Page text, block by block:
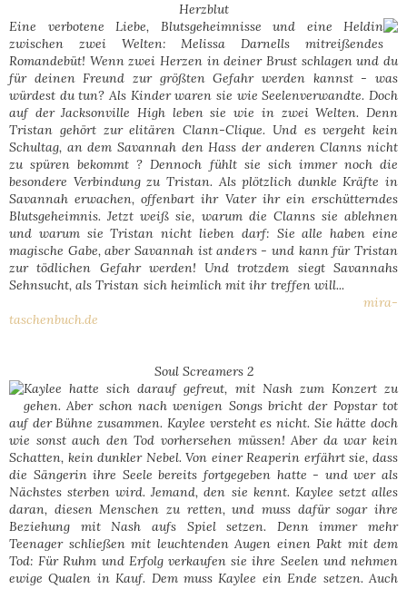
Herzblut
Eine verbotene Liebe, Blutsgeheimnisse und eine Heldin
zwischen zwei Welten: Melissa Darnells mitreißendes
Romandebüt! Wenn zwei Herzen in deiner Brust schlagen und du
für deinen Freund zur größten Gefahr werden kannst - was
würdest du tun? Als Kinder waren sie wie Seelenverwandte. Doch
auf der Jacksonville High leben sie wie in zwei Welten. Denn
Tristan gehört zur elitären Clann-Clique. Und es vergeht kein
Schultag, an dem Savannah den Hass der anderen Clanns nicht
zu spüren bekommt ? Dennoch fühlt sie sich immer noch die
besondere Verbindung zu Tristan. Als plötzlich dunkle Kräfte in
Savannah erwachen, offenbart ihr Vater ihr ein erschütterndes
Blutsgeheimnis. Jetzt weiß sie, warum die Clanns sie ablehnen
und warum sie Tristan nicht lieben darf: Sie alle haben eine
magische Gabe, aber Savannah ist anders - und kann für Tristan
zur tödlichen Gefahr werden! Und trotzdem siegt Savannahs
Sehnsucht, als Tristan sich heimlich mit ihr treffen will...
mira-
taschenbuch.de
Soul Screamers 2
Kaylee hatte sich darauf gefreut, mit Nash zum Konzert zu
gehen. Aber schon nach wenigen Songs bricht der Popstar tot
auf der Bühne zusammen. Kaylee versteht es nicht. Sie hätte doch
wie sonst auch den Tod vorhersehen müssen! Aber da war kein
Schatten, kein dunkler Nebel. Von einer Reaperin erfährt sie, dass
die Sängerin ihre Seele bereits fortgegeben hatte - und wer als
Nächstes sterben wird. Jemand, den sie kennt. Kaylee setzt alles
daran, diesen Menschen zu retten, und muss dafür sogar ihre
Beziehung mit Nash aufs Spiel setzen. Denn immer mehr
Teenager schließen mit leuchtenden Augen einen Pakt mit dem
Tod: Für Ruhm und Erfolg verkaufen sie ihre Seelen und nehmen
ewige Qualen in Kauf. Dem muss Kaylee ein Ende setzen. Auch